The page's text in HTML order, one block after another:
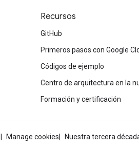
Recursos
GitHub
Primeros pasos con Google
Códigos de ejemplo
Centro de arquitectura en la
Formación y certificación
Manage cookies
Nuestra tercera